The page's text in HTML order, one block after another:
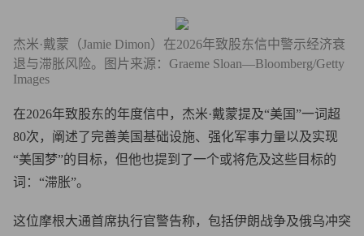
杰米·戴蒙（Jamie Dimon）在2026年致股东信中警示经济衰
退与滞胀风险。图片来源：Graeme Sloan—Bloomberg/Getty
Images
在2026年致股东的年度信中，杰米·戴蒙提及“美国”一词超
80次，阐述了完善美国基础设施、强化军事力量以及实现
“美国梦”的目标，但他也提到了一个或将危及这些目标的
词：“滞胀”。
这位摩根大通首席执行官警告称，包括伊朗战争及俄乌冲突